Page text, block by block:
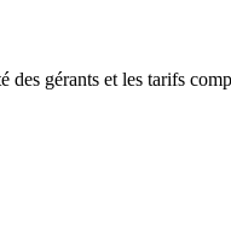
gérants et les tarifs